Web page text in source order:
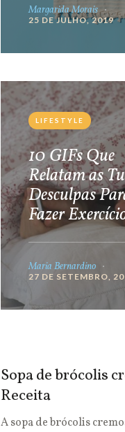
Margarida Morais
25 DE JULHO, 2019
LIFESTYLE
10 GIFs Que
Relatam as
Desculpas
Fazer
Maria Bernardino
27 DE SETEMBRO,
Sopa de brócolis
Receita
A sopa de brócolis